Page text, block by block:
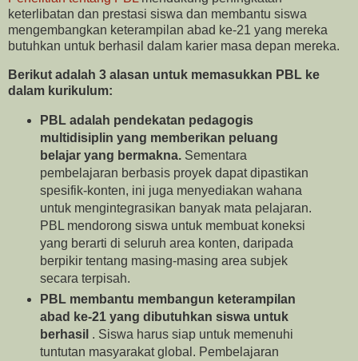
keterlibatan dan prestasi siswa dan membantu siswa
mengembangkan keterampilan abad ke-21 yang mereka
butuhkan untuk berhasil dalam karier masa depan mereka.
Berikut adalah 3 alasan untuk memasukkan PBL ke
dalam kurikulum:
PBL adalah pendekatan pedagogis
multidisiplin yang memberikan peluang
belajar yang bermakna. Sementara
pembelajaran berbasis proyek dapat dipastikan
spesifik-konten, ini juga menyediakan wahana
untuk mengintegrasikan banyak mata pelajaran.
PBL mendorong siswa untuk membuat koneksi
yang berarti di seluruh area konten, daripada
berpikir tentang masing-masing area subjek
secara terpisah.
PBL membantu membangun keterampilan
abad ke-21 yang dibutuhkan siswa untuk
berhasil . Siswa harus siap untuk memenuhi
tuntutan masyarakat global. Pembelajaran